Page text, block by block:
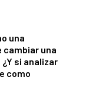
una
cambiar una
si analizar
como